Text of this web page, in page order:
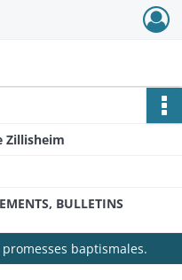
- Colmar
Zillisheim
BULLETINS
baptismales.